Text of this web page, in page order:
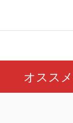
オスス